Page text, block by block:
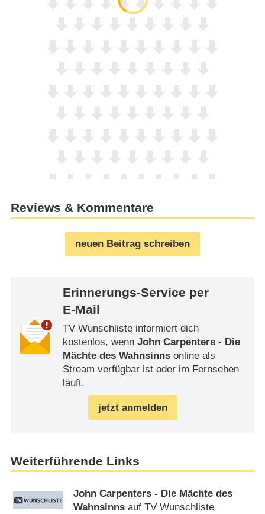
Reviews & Kommentare
neuen Beitrag schreiben
Erinnerungs-Service per
E-Mail
TV Wunschliste informiert dich
kostenlos, wenn John Carpenters - Die
Mächte des Wahnsinnsonline als
Stream verfügbar ist oder im Fernsehen
läuft.
jetzt anmelden
Weiterführende Links
John Carpenters - Die Mächte des
Wahnsinns auf TV Wunschliste